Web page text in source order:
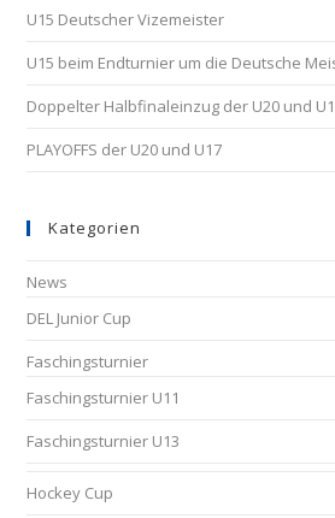
U15 Deutscher Vizemeister
U15 beim Endturnier um die Deutsche
Doppelter Halbfinaleinzug der U20 und
PLAYOFFS der U20 und U17
Kategorien
News
DEL Junior Cup
Faschingsturnier
Faschingsturnier U11
Faschingsturnier U13
Hockey Cup